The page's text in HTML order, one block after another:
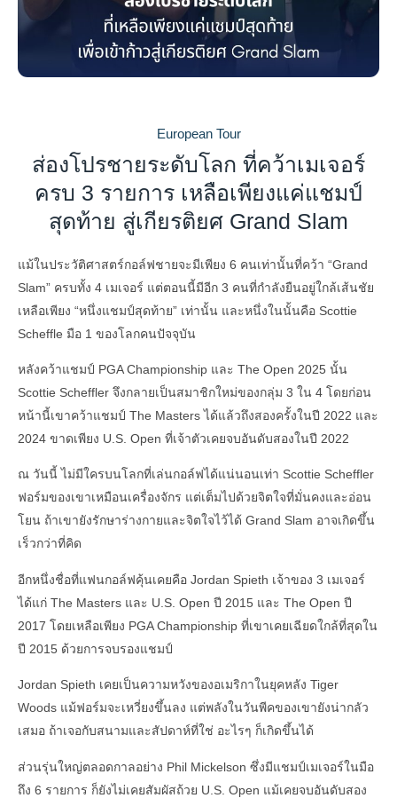
European Tour
ส่องโปรชายระดับโลก ที่คว้าเมเจอร์
ครบ 3 รายการ เหลือเพียงแค่แชมป์
สุดท้าย สู่เกียรติยศ Grand Slam
แม้ในประวัติศาสตร์กอล์ฟชายจะมีเพียง 6 คนเท่านั้นที่คว้า “Grand
Slam” ครบทั้ง 4 เมเจอร์ แต่ตอนนี้มีอีก 3 คนที่กำลังยืนอยู่ใกล้เส้นชัย
เหลือเพียง “หนึ่งแชมป์สุดท้าย” เท่านั้น และหนึ่งในนั้นคือ Scottie
Scheffle มือ 1 ของโลกคนปัจจุบัน
หลังคว้าแชมป์ PGA Championship และ The Open 2025 นั้น
Scottie Scheffler จึงกลายเป็นสมาชิกใหม่ของกลุ่ม 3 ใน 4 โดยก่อน
หน้านี้เขาคว้าแชมป์ The Masters ได้แล้วถึงสองครั้งในปี 2022 และ
2024 ขาดเพียง U.S. Open ที่เจ้าตัวเคยจบอันดับสองในปี 2022
ณ วันนี้ ไม่มีใครบนโลกที่เล่นกอล์ฟได้แน่นอนเท่า Scottie Scheffler
ฟอร์มของเขาเหมือนเครื่องจักร แต่เต็มไปด้วยจิตใจที่มั่นคงและอ่อน
โยน ถ้าเขายังรักษาร่างกายและจิตใจไว้ได้ Grand Slam อาจเกิดขึ้น
เร็วกว่าที่คิด
อีกหนึ่งชื่อที่แฟนกอล์ฟคุ้นเคยคือ Jordan Spieth เจ้าของ 3 เมเจอร์
ได้แก่ The Masters และ U.S. Open ปี 2015 และ The Open ปี
2017 โดยเหลือเพียง PGA Championship ที่เขาเคยเฉียดใกล้ที่สุดใน
ปี 2015 ด้วยการจบรองแชมป์
Jordan Spieth เคยเป็นความหวังของอเมริกาในยุคหลัง Tiger
Woods แม้ฟอร์มจะเหวี่ยงขึ้นลง แต่พลังในวันพีคของเขายังน่ากลัว
เสมอ ถ้าเจอกับสนามและสัปดาห์ที่ใช่ อะไรๆ ก็เกิดขึ้นได้
ส่วนรุ่นใหญ่ตลอดกาลอย่าง Phil Mickelson ซึ่งมีแชมป์เมเจอร์ในมือ
ถึง 6 รายการ ก็ยังไม่เคยสัมผัสถ้วย U.S. Open แม้เคยจบอันดับสอง